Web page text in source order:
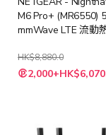
M6 Pro+ (MR6550)
mmWave LTE 流動
(MR6550)
HK$8,880.0
特
殊